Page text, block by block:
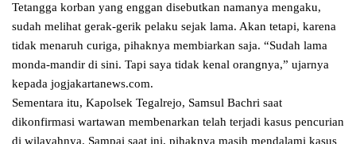
Tetangga korban yang enggan disebutkan namanya mengaku,
sudah melihat gerak-gerik pelaku sejak lama. Akan tetapi, karena
tidak menaruh curiga, pihaknya membiarkan saja. “Sudah lama
monda-mandir di sini. Tapi saya tidak kenal orangnya,” ujarnya
kepada jogjakartanews.com.
Sementara itu, Kapolsek Tegalrejo, Samsul Bachri saat
dikonfirmasi wartawan membenarkan telah terjadi kasus pencurian
di wilayahnya. Sampai saat ini, pihaknya masih mendalami kasus